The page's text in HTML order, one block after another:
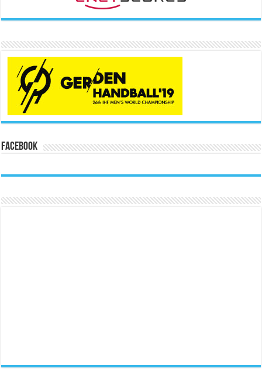
Facebook